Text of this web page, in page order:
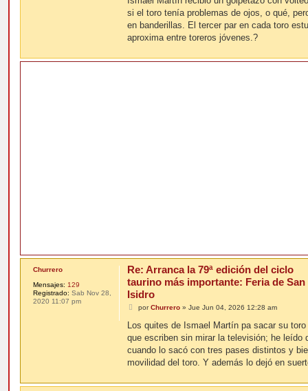
a
j
si el toro tenía problemas de ojos, o qué,
en banderillas. El tercer par en cada toro
aproxima entre toreros jóvenes.?
Churrero
Mensajes: 129
Registrado: Sab Nov 28,
2020 11:07 pm
Re: Arranca la 79ª edición del ciclo
taurino más importante: Feria de San
Isidro
M
n
a
j
porChurrero» Jue Jun 04, 2026 12:28 am
Los quites de Ismael Martín pa sacar su
que escriben sin mirar la televisión; he leído
cuando lo sacó con tres pases distintos y
movilidad del toro. Y además lo dejó en